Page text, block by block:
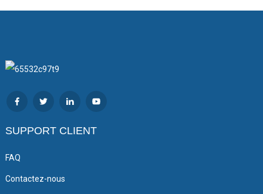
SUPPORT CLIENT
FAQ
Contactez-nous